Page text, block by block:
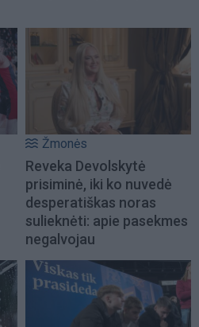
Žmonės
Reveka Devolskytė
prisiminė, iki ko nuvedė
desperatiškas noras
sulieknėti: apie pasekmes
negalvojau